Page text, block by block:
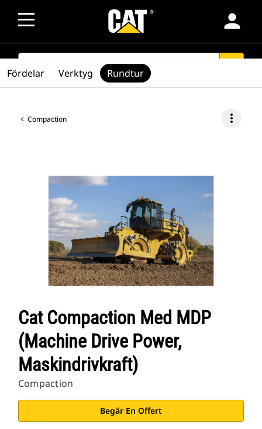
person
SEARCH
Compaction more_vert
Cat Compaction Med MDP
(Machine Drive Power,
Maskindrivkraft)
Compaction
Begär En Offert
Fördelar Verktyg Rundtur